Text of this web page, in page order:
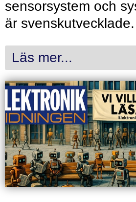
sensorsystem och
är svenskutvecklade.
Läs mer...